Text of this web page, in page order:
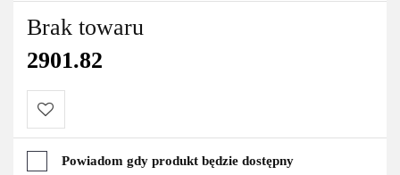
Brak towaru
2901.82
Do
Powiadom gdy produkt będzie dostępny